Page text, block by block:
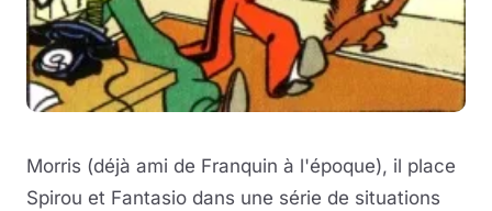
Morris (déjà ami de Franquin à l'époque), il place
Spirou et Fantasio dans une série de situations